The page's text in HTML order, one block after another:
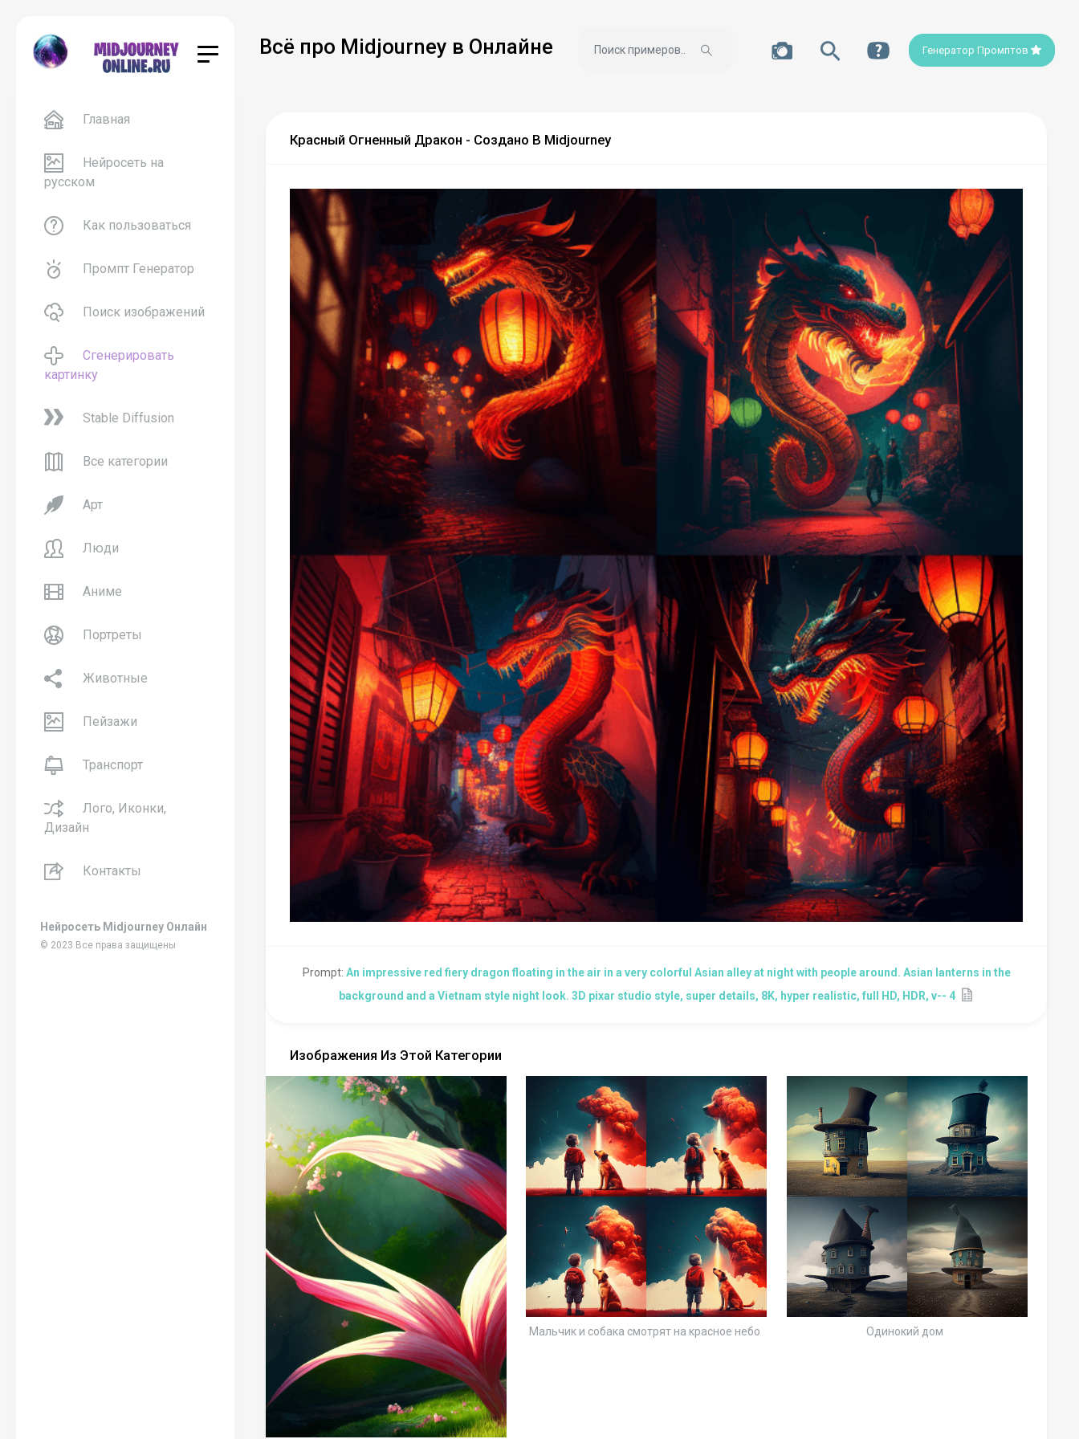
Всё про Midjourney в Онлайне Генератор Промптов
Главная
Нейросеть на
русском
Как пользоваться
Промпт Генератор
Поиск изображений
Сгенерировать
картинку
Stable Diffusion
Все категории
Арт
Люди
Аниме
Портреты
Животные
Пейзажи
Транспорт
Лого, Иконки,
Дизайн
Контакты
Нейросеть Midjourney Онлайн
© 2023 Все права защищены
Красный Огненный Дракон - Создано В Midjourney
Prompt: An impressive red fiery dragon floating in the air in a very colorful Asian alley at night with people around. Asian lanterns in the
background and a Vietnam style night look. 3D pixar studio style, super details, 8K, hyper realistic, full HD, HDR, v-- 4
Изображения Из Этой Категории
Мальчик и собака смотрят на красное небо Одинокий дом